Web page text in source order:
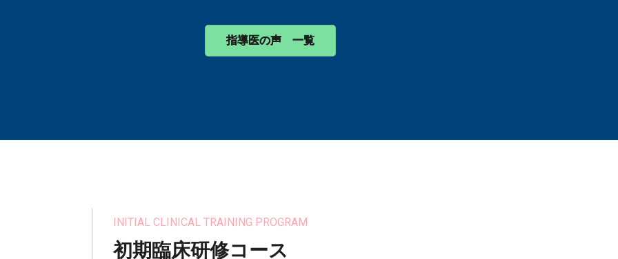
指導医の声 一覧
INITIAL CLINICAL TRAINING PROGRAM
初期臨床研修コース